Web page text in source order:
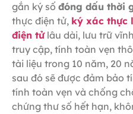
gắn ký số đóng dấu thời
thực điện tử, ký xác thực
điện tửlâu dài, lưu trữ
truy cập, tính toàn vẹn
tài liệu trong 10 năm, 20
sau đó sẽ được đảm bảo
tính toàn vẹn và chống
chứng thư số hết hạn,